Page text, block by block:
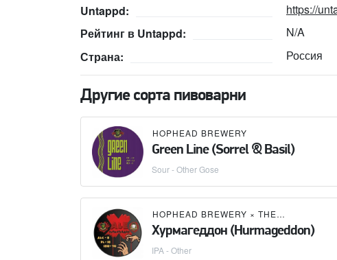
Untappd:
https://
Рейтинг в Untappd:
N/A
Страна:
Россия
Другие сорта пивоварни
HOPHEAD BREWERY
Green Line (Sorrel & Basil)
Sour - Other Gose
HOPHEAD BREWERY × THE ROOF IS ON FIRE BREWERY
Хурмагеддон (Hurmageddon)
IPA - Other